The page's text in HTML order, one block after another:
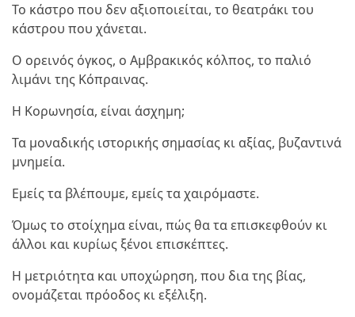
Το κάστρο που δεν αξιοποιείται, το θεατράκι του
κάστρου που χάνεται.
Ο ορεινός όγκος, ο Αμβρακικός κόλπος, το παλιό
λιμάνι της Κόπραινας.
Η Κορωνησία, είναι άσχημη;
Τα μοναδικής ιστορικής σημασίας κι αξίας, βυζαντινά
μνημεία.
Εμείς τα βλέπουμε, εμείς τα χαιρόμαστε.
Όμως το στοίχημα είναι, πώς θα τα επισκεφθούν κι
άλλοι και κυρίως ξένοι επισκέπτες.
Η μετριότητα και υποχώρηση, που δια της βίας,
ονομάζεται πρόοδος κι εξέλιξη.